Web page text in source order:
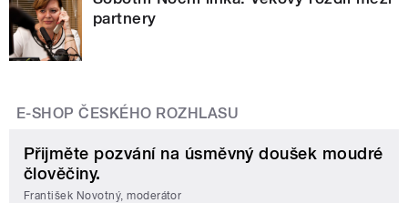
partnery
E-SHOP ČESKÉHO ROZHLASU
Přijměte pozvání na úsměvný doušek moudré
člověčiny.
František Novotný, moderátor